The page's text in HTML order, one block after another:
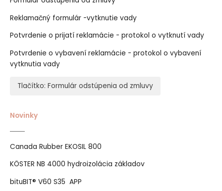
Reklamačný formulár -vytknutie vady
Potvrdenie o prijatí reklamácie - protokol o vytknutí vady
Potvrdenie o vybavení reklamácie - protokol o vybavení
vytknutia vady
Tlačítko: Formulár odstúpenia od zmluvy
Novinky
Canada Rubber EKOSIL 800
KÖSTER NB 4000 hydroizolácia základov
bituBIT® V60 S35 APP